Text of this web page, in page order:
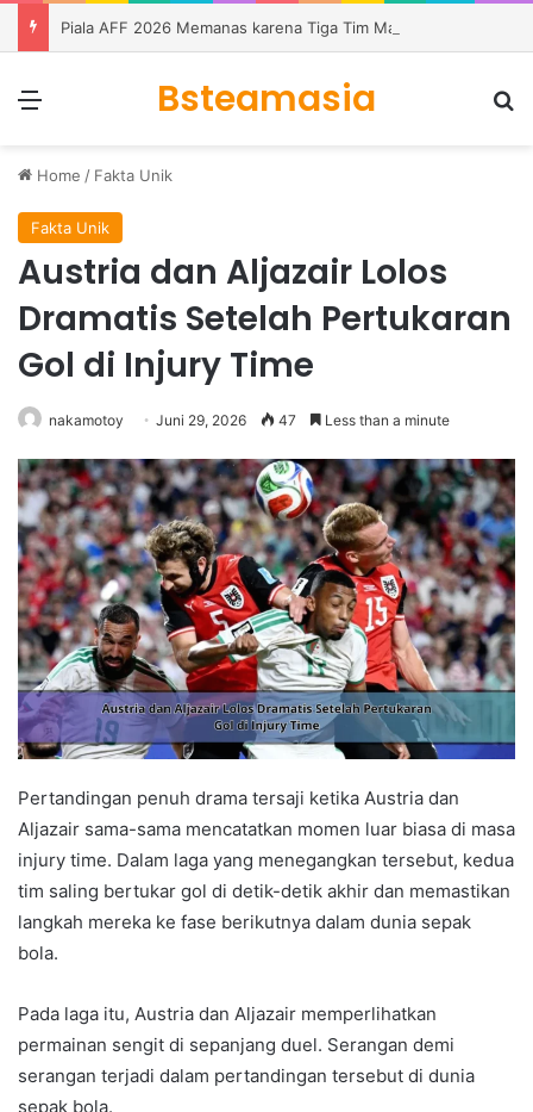
Bsteamasia
Home / Fakta Unik
Fakta Unik
Austria dan Aljazair Lolos
Dramatis Setelah Pertukaran
Gol di Injury Time
nakamotoy Juni 29, 2026 47 Less than a minute
Pertandingan penuh drama tersaji ketika Austria dan
Aljazair sama-sama mencatatkan momen luar biasa di masa
injury time. Dalam laga yang menegangkan tersebut, kedua
tim saling bertukar gol di detik-detik akhir dan memastikan
langkah mereka ke fase berikutnya dalam dunia sepak
bola.
Pada laga itu, Austria dan Aljazair memperlihatkan
permainan sengit di sepanjang duel. Serangan demi
serangan terjadi dalam pertandingan tersebut di dunia
sepak bola.